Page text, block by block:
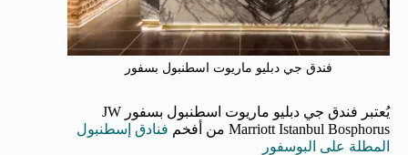
فندق جي دبليو ماريوت اسطنبول بسفور
يُعتبر فندق جي دبليو ماريوت اسطنبول بسفور JW
Marriott Istanbul Bosphorus من أفخم
فنادق إسطنبول
المطلة على البوسفور